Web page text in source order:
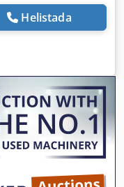
Helistada